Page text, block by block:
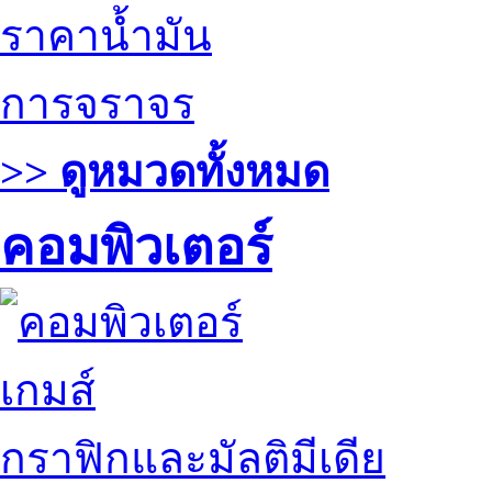
ราคาน้ำมัน
การจราจร
>> ดูหมวดทั้งหมด
คอมพิวเตอร์
เกมส์
กราฟิกและมัลติมีเดีย